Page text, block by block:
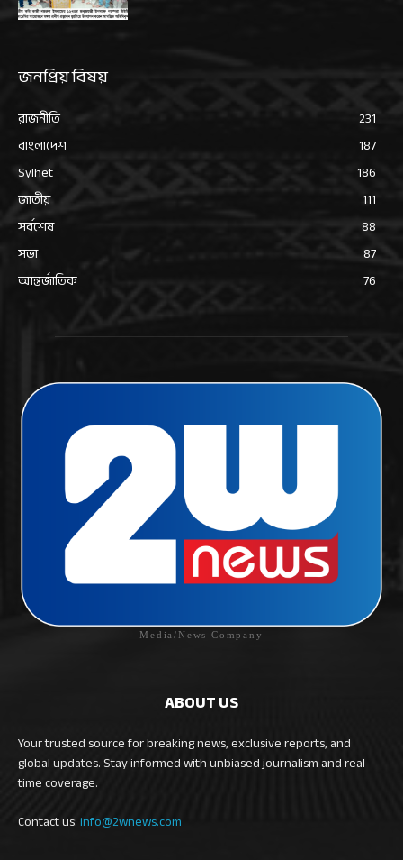
জনপ্রিয় বিষয়
রাজনীতি
231
বাংলাদেশ
187
Sylhet
186
জাতীয়
111
সর্বশেষ
88
সভা
87
আন্তর্জাতিক
76
Media/News Company
ABOUT US
Your trusted source for breaking news, exclusive reports, and
global updates. Stay informed with unbiased journalism and real-
time coverage.
Contact us:info@2wnews.com